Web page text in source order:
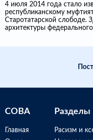
4 июля 2014 года стало
республиканскому
Старотатарской слободе.
архитектуры
СОВА
Главная
Разделы
Расизм и